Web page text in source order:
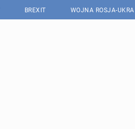
BREXIT WOJNA ROSJA-